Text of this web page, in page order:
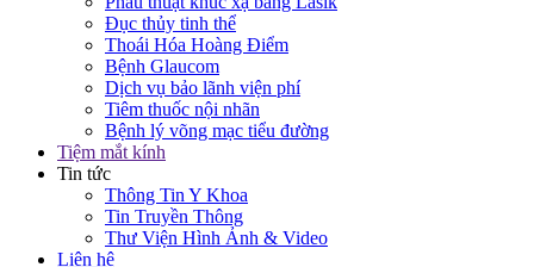
Đục thủy tinh thể
Thoái Hóa Hoàng Điểm
Bệnh Glaucom
Dịch vụ bảo lãnh viện phí
Tiêm thuốc nội nhãn
Bệnh lý võng mạc tiểu đường
Tiệm mắt kính
Tin tức
Thông Tin Y Khoa
Tin Truyền Thông
Thư Viện Hình Ảnh & Video
Liên hệ